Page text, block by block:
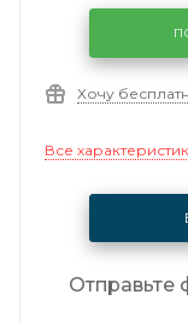
Хочу
Все
Отправьте